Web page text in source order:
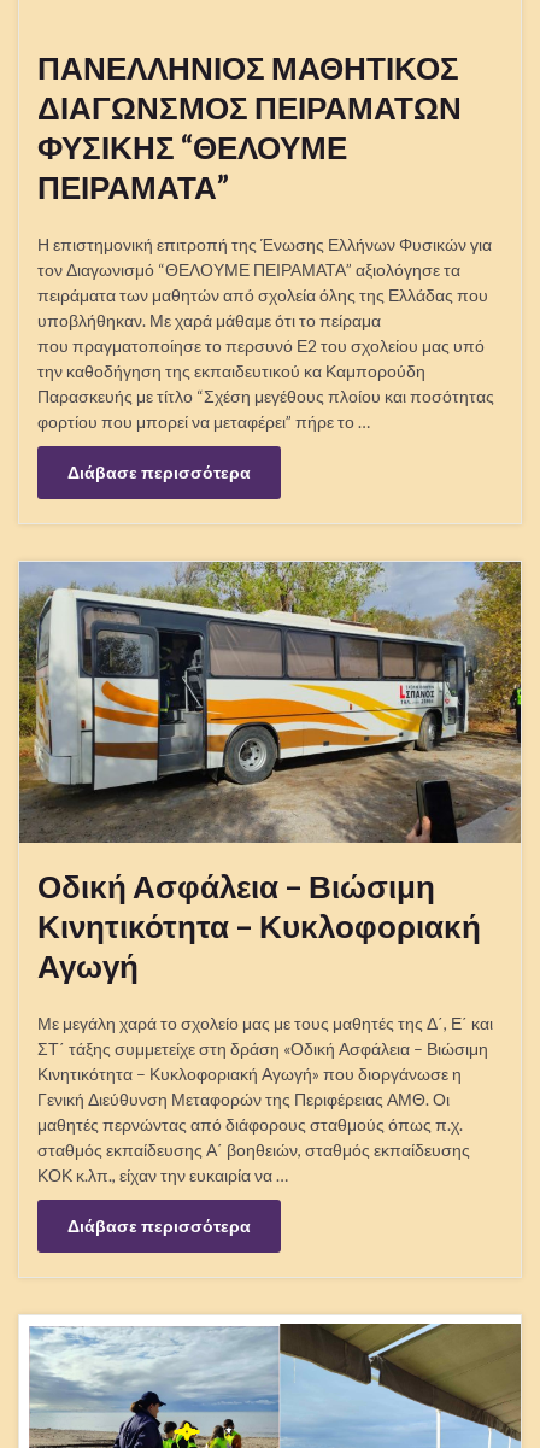
πειράματα των μαθητών από σχολεία όλης της Ελλάδας που
υποβλήθηκαν. Με χαρά μάθαμε ότι το πείραμα
που πραγματοποίησε το περσυνό Ε2 του σχολείου μας υπό
την καθοδήγηση της εκπαιδευτικού κα Καμπορούδη
Παρασκευής με τίτλο “Σχέση μεγέθους πλοίου και ποσότητας
φορτίου που μπορεί να μεταφέρει” πήρε το …
Διάβασε περισσότερα
Οδική Ασφάλεια – Βιώσιμη
Κινητικότητα – Κυκλοφοριακή
Αγωγή
Με μεγάλη χαρά το σχολείο μας με τους μαθητές της Δ΄, Ε΄ και
ΣΤ΄ τάξης συμμετείχε στη δράση «Οδική Ασφάλεια – Βιώσιμη
Γενική Διεύθυνση Μεταφορών της Περιφέρειας ΑΜΘ. Οι
μαθητές περνώντας από διάφορους σταθμούς όπως π.χ.
σταθμός εκπαίδευσης Α΄ βοηθειών, σταθμός εκπαίδευσης
ΚΟΚ κ.λπ., είχαν την ευκαιρία να …